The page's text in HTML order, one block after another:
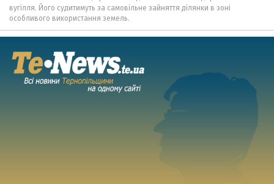
вугілля. Його судитимуть за самовільне зайняття ділянки в зоні
особливого використання земель.